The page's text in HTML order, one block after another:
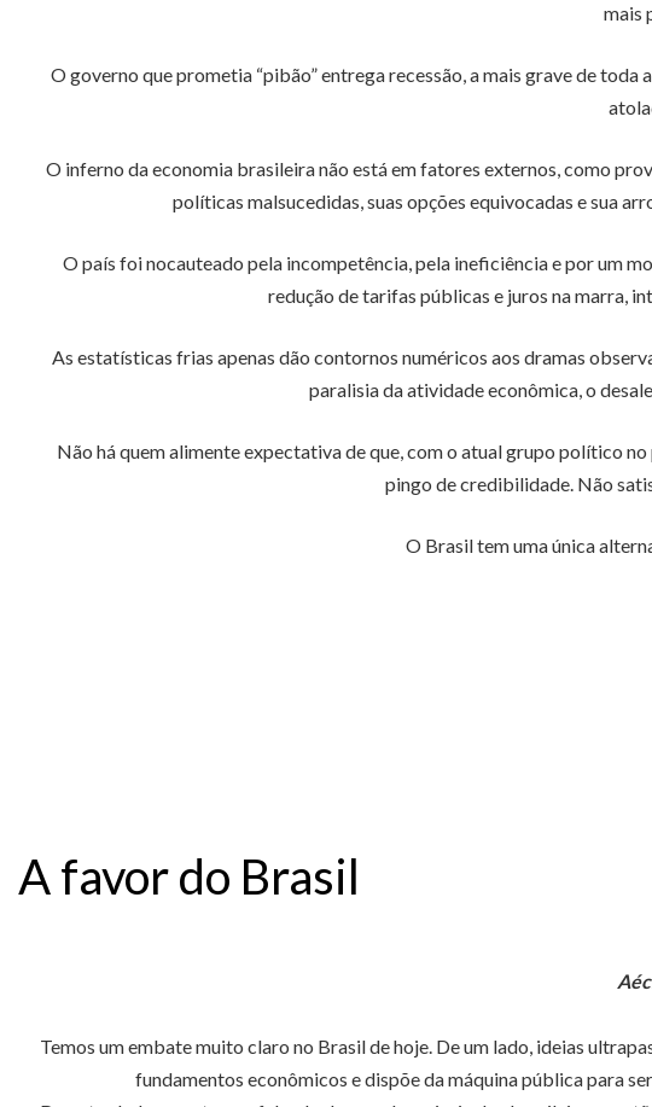
mais
O governo que prometia “pibão” entrega recessão, a mais grave de
O inferno da economia brasileira não está em fatores externos, como
políticas malsucedidas, suas opções equivocadas e sua
O país foi nocauteado pela incompetência, pela ineficiência e por um
redução de tarifas públicas e juros na marra,
As estatísticas frias apenas dão contornos numéricos aos dramas
paralisia da atividade econômica, o
Não há quem alimente expectativa de que, com o atual grupo político
pingo de credibilidade. Não
O Brasil tem uma única
A favor do Brasil
Temos um embate muito claro no Brasil de hoje. De um lado, ideias
fundamentos econômicos e dispõe da máquina pública para